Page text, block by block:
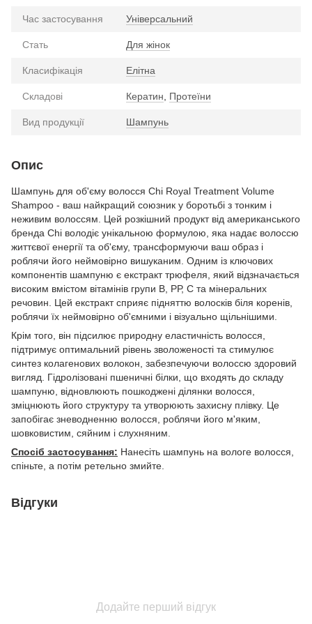
Час застосування Універсальний
Стать Для жінок
Класифікація Елітна
Складові Кератин, Протеїни
Вид продукції Шампунь
Опис
Шампунь для об'єму волосся Chi Royal Treatment Volume
Shampoo - ваш найкращий союзник у боротьбі з тонким і
неживим волоссям. Цей розкішний продукт від американського
бренда Chi володіє унікальною формулою, яка надає волоссю
життєвої енергії та об'єму, трансформуючи ваш образ і
роблячи його неймовірно вишуканим. Одним із ключових
компонентів шампуню є екстракт трюфеля, який відзначається
високим вмістом вітамінів групи В, РР, С та мінеральних
речовин. Цей екстракт сприяє підняттю волосків біля коренів,
роблячи їх неймовірно об'ємними і візуально щільнішими.
Крім того, він підсилює природну еластичність волосся,
підтримує оптимальний рівень зволоженості та стимулює
синтез колагенових волокон, забезпечуючи волоссю здоровий
вигляд. Гідролізовані пшеничні білки, що входять до складу
шампуню, відновлюють пошкоджені ділянки волосся,
зміцнюють його структуру та утворюють захисну плівку. Це
запобігає зневодненню волосся, роблячи його м'яким,
шовковистим, сяйним і слухняним.
Спосіб застосування: Нанесіть шампунь на вологе волосся,
спіньте, а потім ретельно змийте.
Відгуки
Додайте перший відгук